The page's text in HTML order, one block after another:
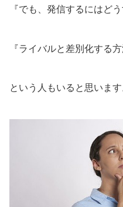
『でも、発信するにはど
『ライバルと差別化する方
という人もいると思います